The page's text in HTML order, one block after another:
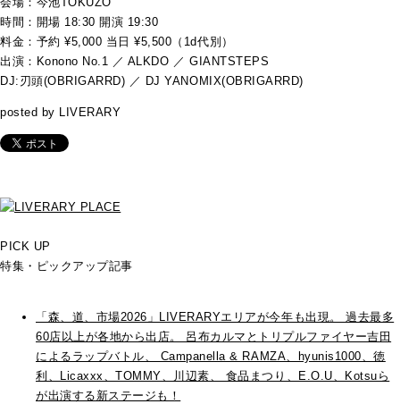
時間：開場 18:30 開演 19:30
料金：予約 ¥5,000 当日 ¥5,500（1d代別）
出演：Konono No.1 ／ ALKDO ／ GIANTSTEPS
DJ:刃頭(OBRIGARRD) ／ DJ YANOMIX(OBRIGARRD)
posted by LIVERARY
PICK UP
特集・ピックアップ記事
「森、道、市場2026」LIVERARYエリアが今年も出現。 過去最多
60店以上が各地から出店。 呂布カルマとトリプルファイヤー吉田
によるラップバトル、 Campanella & RAMZA、hyunis1000、徳
利、Licaxxx、TOMMY、川辺素、 食品まつり、E.O.U、Kotsuら
が出演する新ステージも！